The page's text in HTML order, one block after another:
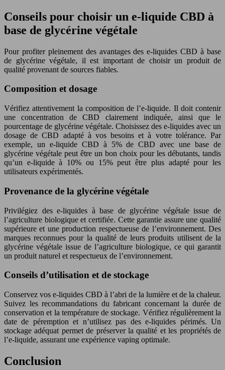
Conseils pour choisir un e-liquide CBD à
base de glycérine végétale
Pour profiter pleinement des avantages des e-liquides CBD à base
de glycérine végétale, il est important de choisir un produit de
qualité provenant de sources fiables.
Composition et dosage
Vérifiez attentivement la composition de l’e-liquide. Il doit contenir
une concentration de CBD clairement indiquée, ainsi que le
pourcentage de glycérine végétale. Choisissez des e-liquides avec un
dosage de CBD adapté à vos besoins et à votre tolérance. Par
exemple, un e-liquide CBD à 5% de CBD avec une base de
glycérine végétale peut être un bon choix pour les débutants, tandis
qu’un e-liquide à 10% ou 15% peut être plus adapté pour les
utilisateurs expérimentés.
Provenance de la glycérine végétale
Privilégiez des e-liquides à base de glycérine végétale issue de
l’agriculture biologique et certifiée. Cette garantie assure une qualité
supérieure et une production respectueuse de l’environnement. Des
marques reconnues pour la qualité de leurs produits utilisent de la
glycérine végétale issue de l’agriculture biologique, ce qui garantit
un produit naturel et respectueux de l’environnement.
Conseils d’utilisation et de stockage
Conservez vos e-liquides CBD à l’abri de la lumière et de la chaleur.
Suivez les recommandations du fabricant concernant la durée de
conservation et la température de stockage. Vérifiez régulièrement la
date de péremption et n’utilisez pas des e-liquides périmés. Un
stockage adéquat permet de préserver la qualité et les propriétés de
l’e-liquide, assurant une expérience vaping optimale.
Conclusion